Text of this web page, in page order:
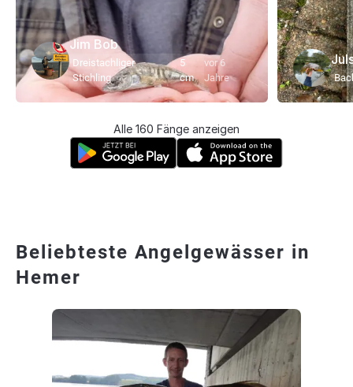
Jim Bob
Dreistachliger
Stichling
5
cm
vor 6
Jahre
Alle 160 Fänge anzeigen
Beliebteste Angelgewässer in
Hemer